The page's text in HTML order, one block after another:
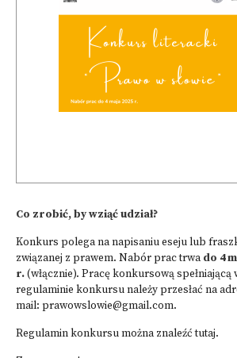
Co zrobić, by wziąć udział?
Konkurs polega na napisaniu eseju lub
związanej z prawem. Nabór prac trwa do 4
r.(włącznie). Pracę konkursową spełniającą
regulaminie konkursu należy przesłać na
mail: prawowslowie@gmail.com.
Regulamin konkursu można znaleźćtutaj.